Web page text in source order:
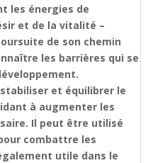
les énergies de
et de la vitalité –
de son chemin
les barrières qui se
et équilibrer le
à augmenter les
Il peut être utilisé
combattre les
utile dans le